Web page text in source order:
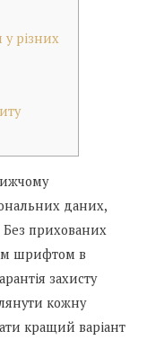
різних
даних,
Без прихованих
шрифтом в
захисту
кожну
кращий варіант